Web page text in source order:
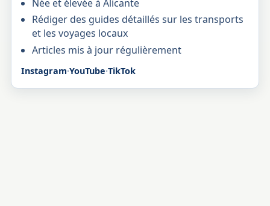
Née et élevée à Alicante
Rédiger des guides détaillés sur les transports
et les voyages locaux
Articles mis à jour régulièrement
Instagram·YouTube·TikTok